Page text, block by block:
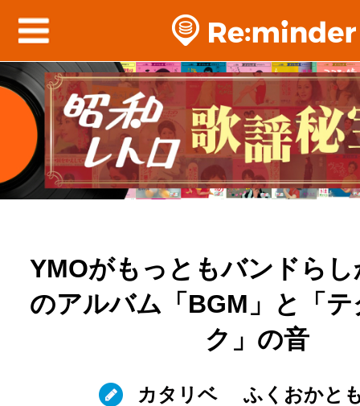
YMOがもっともバンドら
のアルバム「BGM」と「
ク」の音
カタリベ ふくおかと